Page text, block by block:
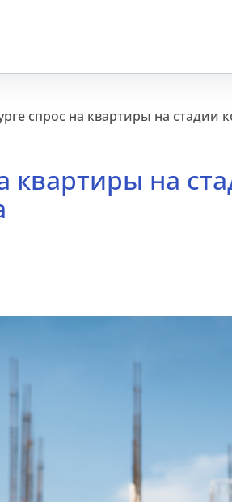
спрос на квартиры на стадии
квартиры на